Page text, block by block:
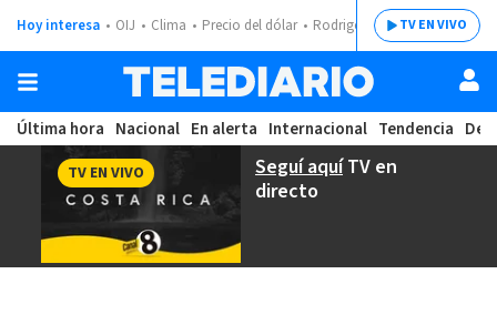
Hoy interesa OIJ Clima Precio del dólar Rodrigo ChavesTV EN VIVO
Última hora Nacional En alerta Internacional Tendencia
Seguí aquíTV en
directo
TV EN VIVO